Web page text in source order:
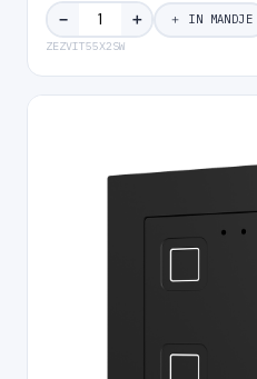
− ＋ ＋ IN MANDJE
ZEZVIT55X2SW